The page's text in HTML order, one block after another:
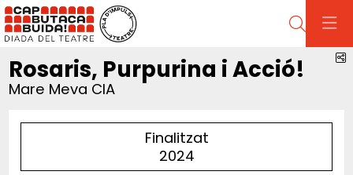
Cerca
Rosaris, Purpurina i Acció!
Mare Meva CIA
Finalitzat
2024